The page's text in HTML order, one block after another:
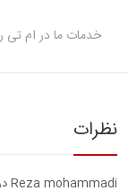
خدمات ما در ام تی
نظرات
Reza mohammadi